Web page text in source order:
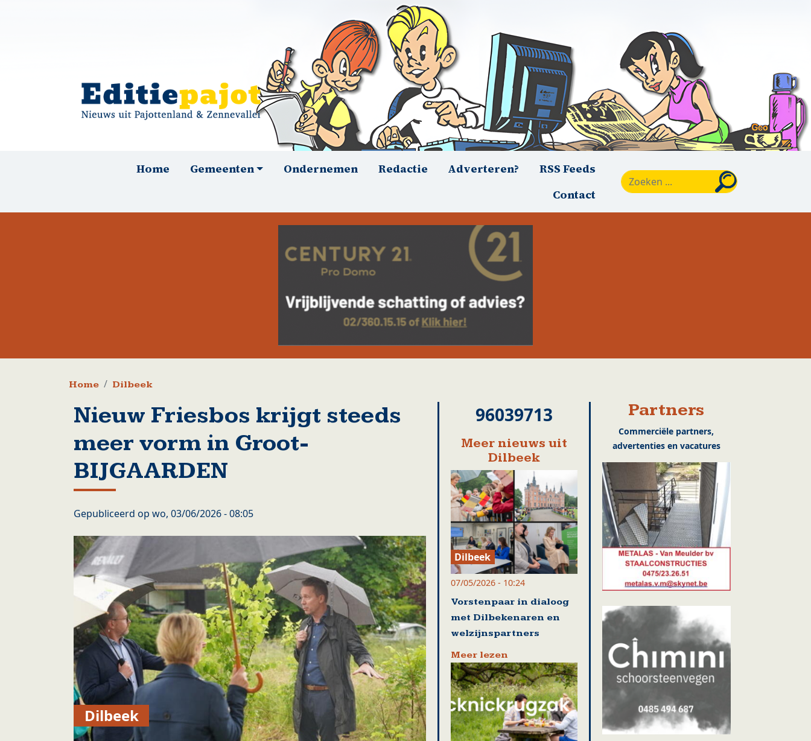
HoofdnavigatieHome Gemeenten Ondernemen Redactie Adverteren?
RSS Feeds
Contact
Kruimelpad
Home Dilbeek
Nieuw Friesbos krijgt steeds
meer vorm in Groot-
BIJGAARDEN
Gepubliceerd op wo, 03/06/2026 - 08:05
Dilbeek
96039713
Meer nieuws uit
Dilbeek
Dilbeek
07/05/2026 - 10:24
Vorstenpaar in dialoog
met Dilbekenaren en
welzijnspartners
Meer lezen
Partners
Commerciële partners,
advertenties en vacatures